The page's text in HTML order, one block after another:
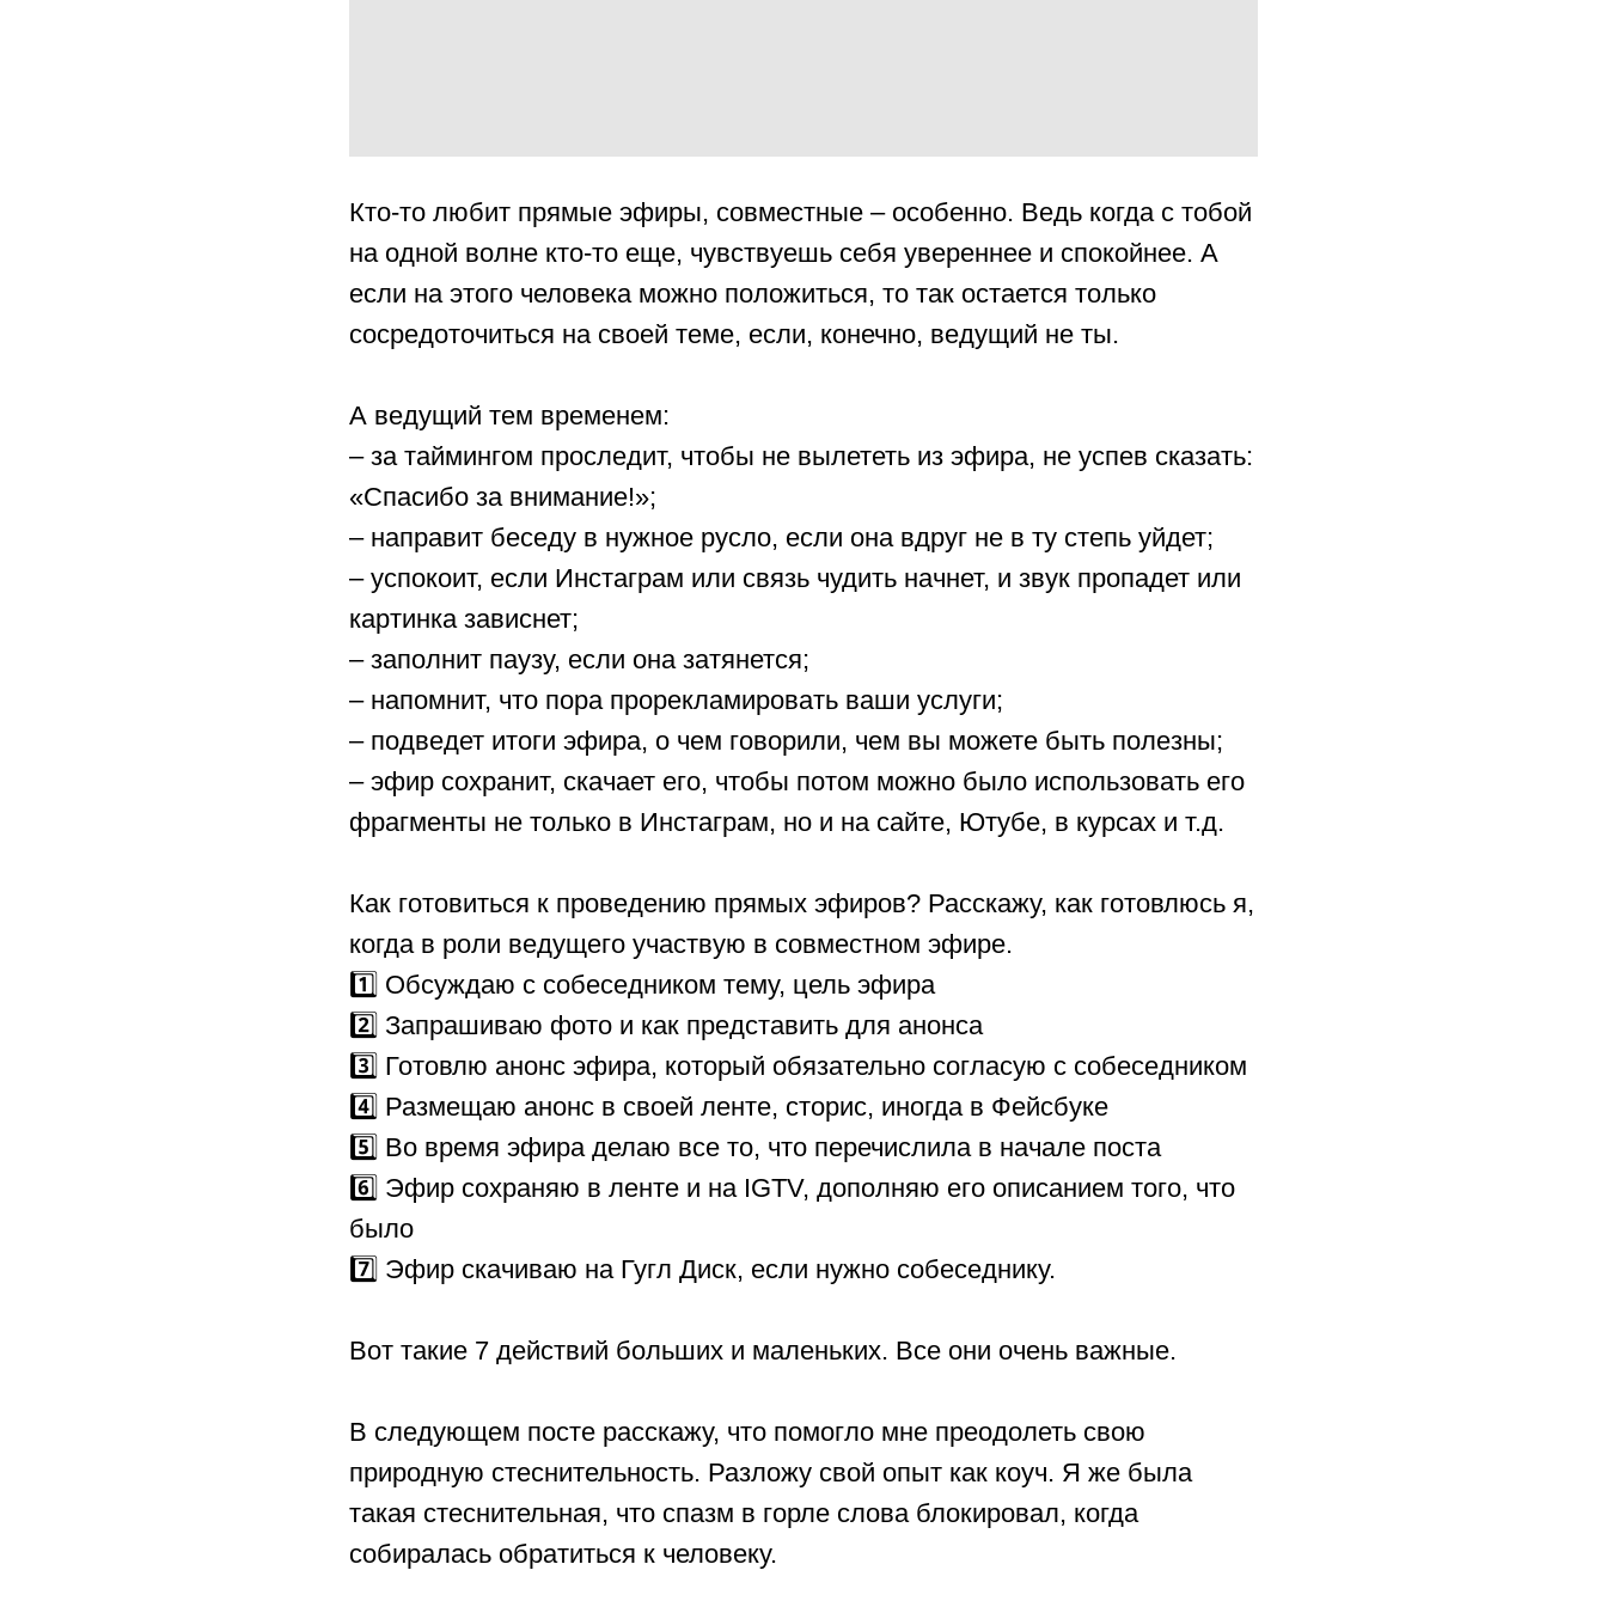
Кто-то любит прямые эфиры, совместные – особенно. Ведь когда с тобой
на одной волне кто-то еще, чувствуешь себя увереннее и спокойнее. А
если на этого человека можно положиться, то так остается только
сосредоточиться на своей теме, если, конечно, ведущий не ты.
А ведущий тем временем:
– за таймингом проследит, чтобы не вылететь из эфира, не успев сказать:
«Спасибо за внимание!»;
– направит беседу в нужное русло, если она вдруг не в ту степь уйдет;
– успокоит, если Инстаграм или связь чудить начнет, и звук пропадет или
картинка зависнет;
– заполнит паузу, если она затянется;
– напомнит, что пора прорекламировать ваши услуги;
– подведет итоги эфира, о чем говорили, чем вы можете быть полезны;
– эфир сохранит, скачает его, чтобы потом можно было использовать его
фрагменты не только в Инстаграм, но и на сайте, Ютубе, в курсах и т.д.
Как готовиться к проведению прямых эфиров? Расскажу, как готовлюсь я,
когда в роли ведущего участвую в совместном эфире.
1️⃣ Обсуждаю с собеседником тему, цель эфира
2️⃣ Запрашиваю фото и как представить для анонса
3️⃣ Готовлю анонс эфира, который обязательно согласую с собеседником
4️⃣ Размещаю анонс в своей ленте, сторис, иногда в Фейсбуке
5️⃣ Во время эфира делаю все то, что перечислила в начале поста
6️⃣ Эфир сохраняю в ленте и на IGTV, дополняю его описанием того, что
было
7️⃣ Эфир скачиваю на Гугл Диск, если нужно собеседнику.
Вот такие 7 действий больших и маленьких. Все они очень важные.
В следующем посте расскажу, что помогло мне преодолеть свою
природную стеснительность. Разложу свой опыт как коуч. Я же была
такая стеснительная, что спазм в горле слова блокировал, когда
собиралась обратиться к человеку.